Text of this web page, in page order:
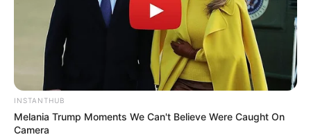
INSTANTHUB
Melania Trump Moments We Can't Believe Were Caught On
Camera